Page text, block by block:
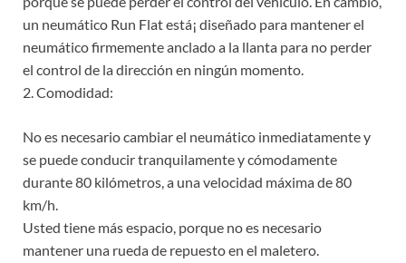
un neumático Run Flat está¡ diseñado para mantener el
neumático firmemente anclado a la llanta para no perder
el control de la dirección en ningún momento.
2. Comodidad:
No es necesario cambiar el neumático inmediatamente y
se puede conducir tranquilamente y cómodamente
durante 80 kilómetros, a una velocidad máxima de 80
km/h.
Usted tiene más espacio, porque no es necesario
mantener una rueda de repuesto en el maletero.